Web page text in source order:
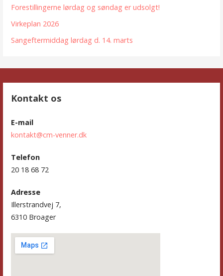
Forestillingerne lørdag og søndag er udsolgt!
Virkeplan 2026
Sangeftermiddag lørdag d. 14. marts
Kontakt os
E-mail
kontakt@cm-venner.dk
Telefon
20 18 68 72
Adresse
Illerstrandvej 7,
6310 Broager